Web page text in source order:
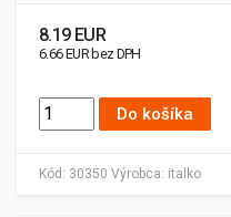
Kód: 30350 Výrobca: italko
8.19 EUR
6.66 EUR bez DPH
Do košíka